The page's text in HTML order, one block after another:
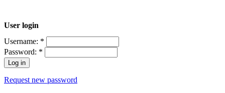
User login
Username: *
Password: *
Request new password